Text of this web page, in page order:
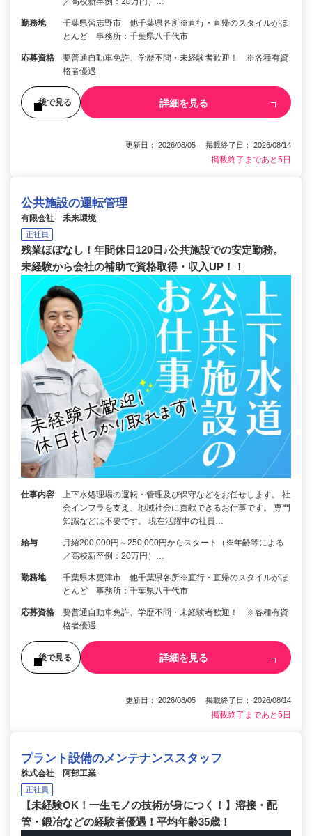
勤務地
千葉県習志野市 他千葉県各所※直行・直帰のスタイルがほ
とんど 事務所：千葉県八千代市
応募資格
要普通自動車免許、学歴不問・未経験者歓迎！ ※各種有資
格者優遇
後で見る 詳細を見る
更新日： 2026/08/05 掲載終了日： 2026/08/14
掲載終了まであと5日
公共施設の運転管理
有限会社 未来環境
正社員
残業ほぼなし！年間休日120日♪公共施設での安定勤務。
未経験から会社の補助で資格取得・収入UP！！
仕事内容
上下水処理場の運転・管理及び保守などをお任せします。 社
会インフラを支え、地域社会に貢献できるお仕事です。 専門
知識などは不要です。 現在活躍中の社員…
給与
月給200,000円～250,000円からスタート（※年齢等による
／高校新卒例：20万円）…
勤務地
千葉県木更津市 他千葉県各所※直行・直帰のスタイルがほ
とんど 事務所：千葉県八千代市
応募資格
要普通自動車免許、学歴不問・未経験者歓迎！ ※各種有資
格者優遇
後で見る 詳細を見る
更新日： 2026/08/05 掲載終了日： 2026/08/14
掲載終了まであと5日
プラント設備のメンテナンススタッフ
株式会社 阿部工業
正社員
【未経験OK！一生モノの技術が身につく！】溶接・配
管・鍛冶などの経験者優遇！平均年齢35歳！